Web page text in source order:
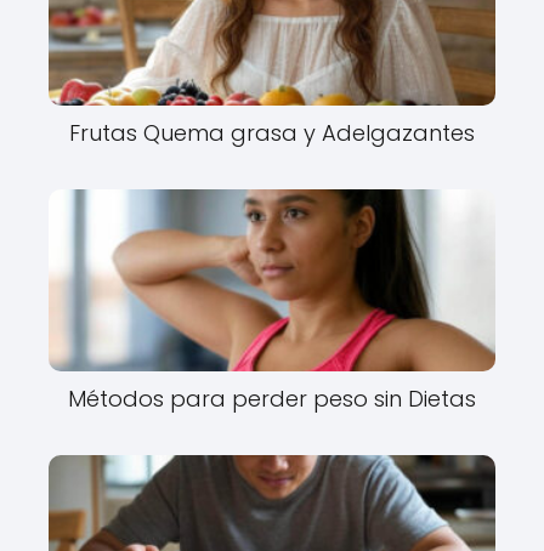
Frutas Quema grasa y Adelgazantes
Métodos para perder peso sin Dietas